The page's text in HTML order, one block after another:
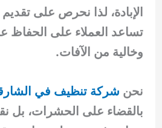
الإبادة، لذا نحرص على
تساعد العملاء على الحفاظ
وخالية من الآفات.
نحن شركة تنظيف في
بالقضاء على الحشرات، بل